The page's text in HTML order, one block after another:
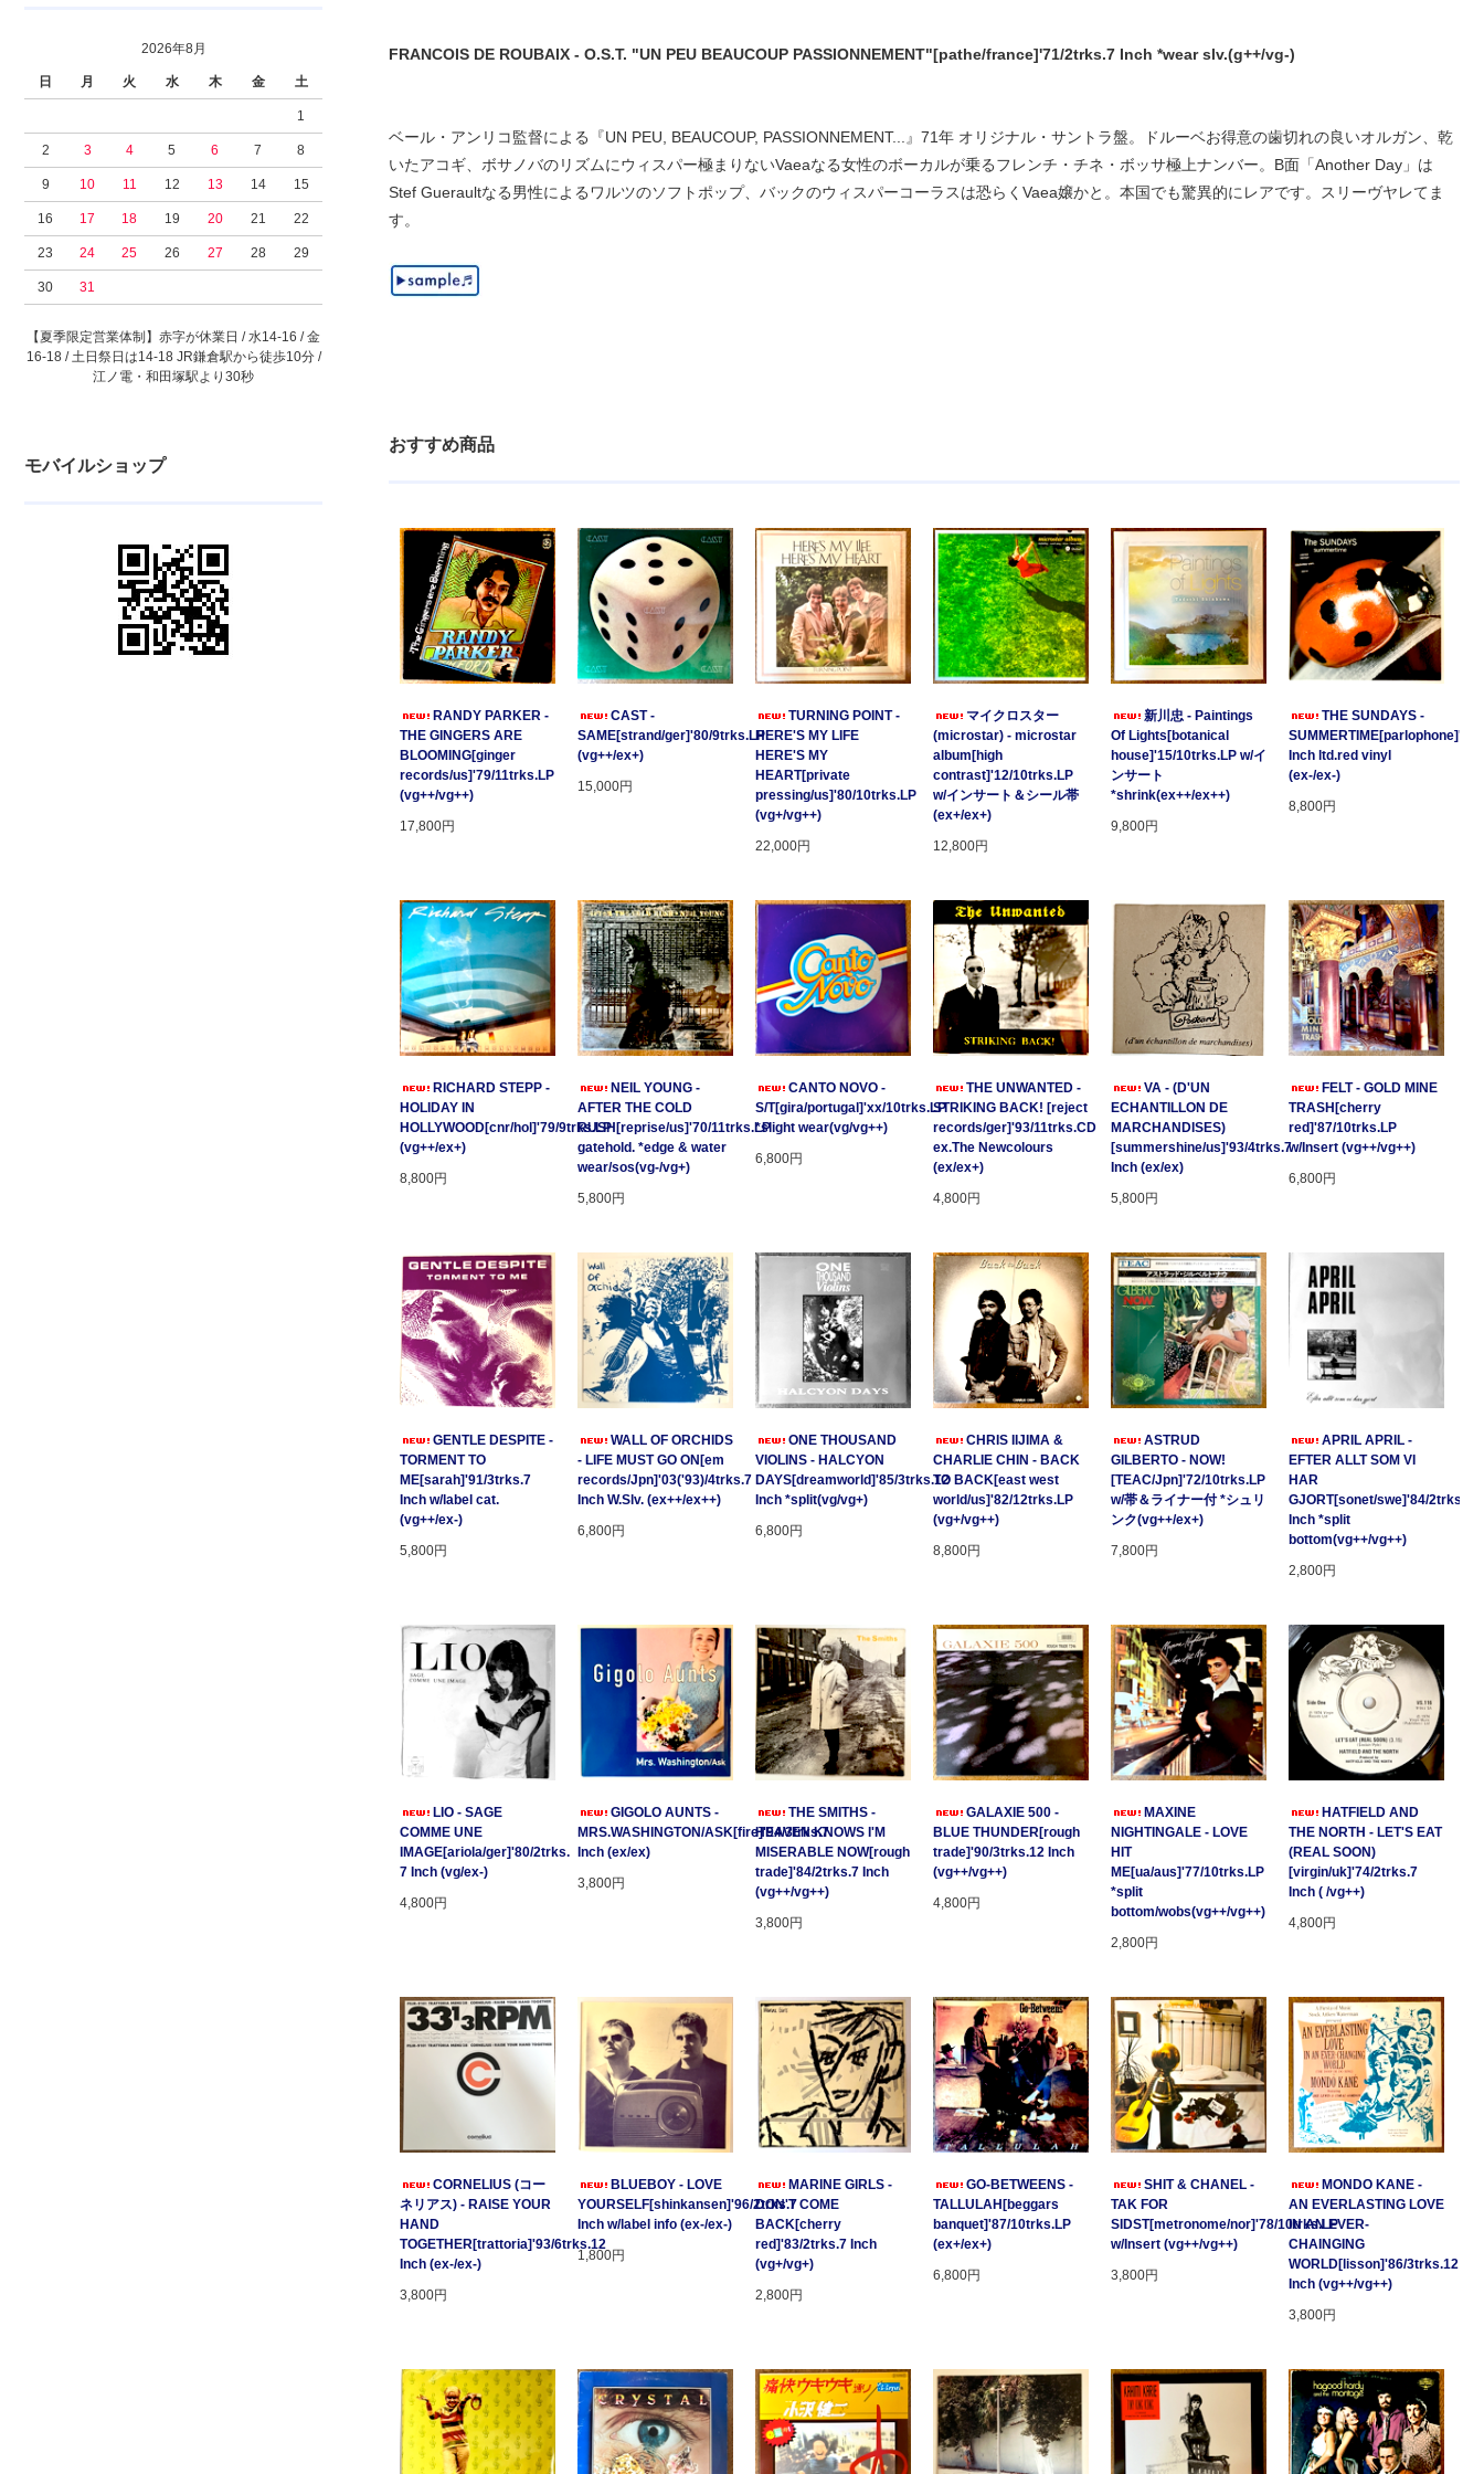
2026年8月
日 月 火 水 木 金 土
1
2 3 4 5 6 7 8
9 10 11 12 13 14 15
16 17 18 19 20 21 22
23 24 25 26 27 28 29
30 31
【夏季限定営業体制】赤字が休業日 / 水14-16 / 金
16-18 / 土日祭日は14-18 JR鎌倉駅から徒歩10分 /
江ノ電・和田塚駅より30秒
モバイルショップ
FRANCOIS DE ROUBAIX - O.S.T. "UN PEU BEAUCOUP PASSIONNEMENT"[pathe/france]'71/2trks.7 Inch *wear slv.(g++/vg-)
ベール・アンリコ監督による『UN PEU, BEAUCOUP, PASSIONNEMENT...』71年 オリジナル・サントラ盤。ドルーベお得意の歯切れの良いオルガン、乾
いたアコギ、ボサノバのリズムにウィスパー極まりないVaeaなる女性のボーカルが乗るフレンチ・チネ・ボッサ極上ナンバー。B面「Another Day」は
Stef Gueraultなる男性によるワルツのソフトポップ、バックのウィスパーコーラスは恐らくVaea嬢かと。本国でも驚異的にレアです。スリーヴヤレてま
す。
おすすめ商品
RANDY PARKER -
THE GINGERS ARE
BLOOMING[ginger
records/us]'79/11trks.LP
(vg++/vg++)
17,800円
CAST -
SAME[strand/ger]'80/9trks.LP
(vg++/ex+)
15,000円
TURNING POINT -
HERE'S MY LIFE
HERE'S MY
HEART[private
pressing/us]'80/10trks.LP
(vg+/vg++)
22,000円
マイクロスター
(microstar) - microstar
album[high
contrast]'12/10trks.LP
w/インサート＆シール帯
(ex+/ex+)
12,800円
新川忠 - Paintings
Of Lights[botanical
house]'15/10trks.LP w/イ
ンサート
*shrink(ex++/ex++)
9,800円
THE SUNDAYS -
Inch ltd.red vinyl
(ex-/ex-)
8,800円
RICHARD STEPP -
HOLIDAY IN
HOLLYWOOD[cnr/hol]'79/9trks.LP
(vg++/ex+)
8,800円
NEIL YOUNG -
AFTER THE COLD
RUSH[reprise/us]'70/11trks.LP
gatehold. *edge & water
wear/sos(vg-/vg+)
5,800円
CANTO NOVO -
S/T[gira/portugal]'xx/10trks.LP
*slight wear(vg/vg++)
6,800円
THE UNWANTED -
STRIKING BACK! [reject
records/ger]'93/11trks.CD
ex.The Newcolours
(ex/ex+)
4,800円
VA - (D'UN
ECHANTILLON DE
MARCHANDISES)
[summershine/us]'93/4trks.7
Inch (ex/ex)
5,800円
FELT - GOLD MINE
TRASH[cherry
red]'87/10trks.LP
w/Insert (vg++/vg++)
6,800円
GENTLE DESPITE -
TORMENT TO
ME[sarah]'91/3trks.7
Inch w/label cat.
(vg++/ex-)
5,800円
WALL OF ORCHIDS
- LIFE MUST GO ON[em
records/Jpn]'03('93)/4trks.7
Inch W.Slv. (ex++/ex++)
6,800円
ONE THOUSAND
VIOLINS - HALCYON
DAYS[dreamworld]'85/3trks.12
Inch *split(vg/vg+)
6,800円
CHRIS IIJIMA &
CHARLIE CHIN - BACK
TO BACK[east west
world/us]'82/12trks.LP
(vg+/vg++)
8,800円
ASTRUD
GILBERTO - NOW!
[TEAC/Jpn]'72/10trks.LP
w/帯＆ライナー付 *シュリ
ンク(vg++/ex+)
7,800円
APRIL APRIL -
EFTER ALLT SOM VI
HAR
GJORT[sonet/swe]'84/2trks.7
Inch *split
bottom(vg++/vg++)
2,800円
LIO - SAGE
COMME UNE
IMAGE[ariola/ger]'80/2trks.
7 Inch (vg/ex-)
4,800円
GIGOLO AUNTS -
MRS.WASHINGTON/ASK[fire]'94/3trks.7
Inch (ex/ex)
3,800円
THE SMITHS -
HEAVEN KNOWS I'M
MISERABLE NOW[rough
trade]'84/2trks.7 Inch
(vg++/vg++)
3,800円
GALAXIE 500 -
BLUE THUNDER[rough
trade]'90/3trks.12 Inch
(vg++/vg++)
4,800円
MAXINE
NIGHTINGALE - LOVE
HIT
ME[ua/aus]'77/10trks.LP
*split
bottom/wobs(vg++/vg++)
2,800円
HATFIELD AND
THE NORTH - LET'S EAT
(REAL SOON)
[virgin/uk]'74/2trks.7
Inch ( /vg++)
4,800円
CORNELIUS (コー
ネリアス) - RAISE YOUR
HAND
TOGETHER[trattoria]'93/6trks.12
Inch (ex-/ex-)
3,800円
BLUEBOY - LOVE
YOURSELF[shinkansen]'96/2trks.7
Inch w/label info (ex-/ex-)
1,800円
MARINE GIRLS -
DON'T COME
BACK[cherry
red]'83/2trks.7 Inch
(vg+/vg+)
2,800円
GO-BETWEENS -
TALLULAH[beggars
banquet]'87/10trks.LP
(ex+/ex+)
6,800円
SHIT & CHANEL -
TAK FOR
SIDST[metronome/nor]'78/10trks.LP
w/Insert (vg++/vg++)
3,800円
MONDO KANE -
AN EVERLASTING LOVE
IN AN EVER-
CHAINGING
WORLD[lisson]'86/3trks.12
Inch (vg++/vg++)
3,800円